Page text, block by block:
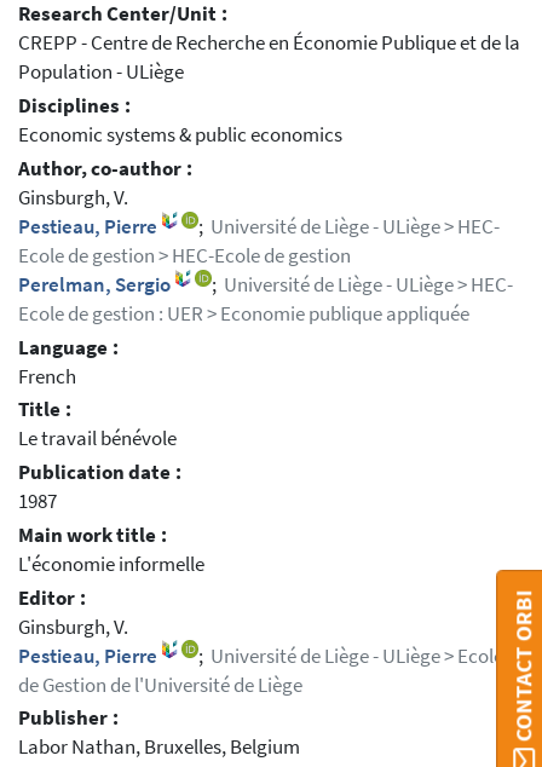
Research Center/Unit :
CREPP - Centre de Recherche en Économie Publique et de la
Population - ULiège
Disciplines :
Economic systems & public economics
Author, co-author :
Ginsburgh, V.
Pestieau, Pierre
; Université de Liège - ULiège > HEC-
Ecole de gestion > HEC-Ecole de gestion
Perelman, Sergio
; Université de Liège - ULiège > HEC-
Ecole de gestion : UER > Economie publique appliquée
Language :
French
Title :
Le travail bénévole
Publication date :
1987
Main work title :
L'économie informelle
Editor :
Ginsburgh, V.
Pestieau, Pierre
; Université de Liège - ULiège > Ecole
de Gestion de l'Université de Liège
Publisher :
Labor Nathan, Bruxelles, Belgium
CONTACT ORBI